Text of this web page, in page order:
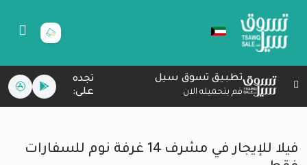
تطبيق تسوق سيل
قم بتحميله الان
تجده
على:
فيلا للإيجار في مشرف 14 غرفة نوم للسفارات